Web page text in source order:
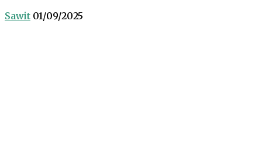
Sawit 01/09/2025